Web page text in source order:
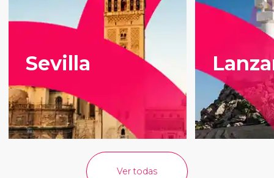
Sevilla
Ver todas